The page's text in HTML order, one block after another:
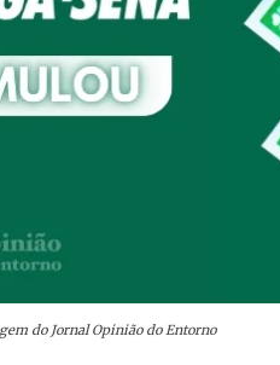
do Jornal Opinião do Entorno